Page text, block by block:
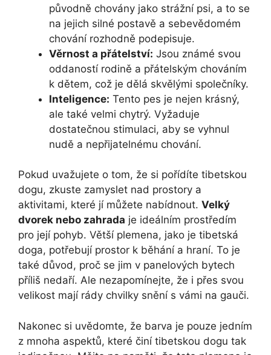
původně chovány jako strážní psi, a to se
na jejich silné postavě a sebevědomém
chování rozhodně podepisuje.
Věrnost a přátelství: Jsou známé svou
oddaností rodině a přátelským chováním
k dětem, což je dělá skvělými společníky.
Inteligence: Tento pes je nejen krásný,
ale také velmi chytrý. Vyžaduje
dostatečnou stimulaci, aby se vyhnul
nudě a nepřijatelnému chování.
Pokud uvažujete o tom, že si pořídíte tibetskou
dogu, zkuste zamyslet nad prostory a
aktivitami, které jí můžete nabídnout. Velký
dvorek nebo zahrada je ideálním prostředím
pro její pohyb. Větší plemena, jako je tibetská
doga, potřebují prostor k běhání a hraní. To je
také důvod, proč se jim v panelových bytech
příliš nedaří. Ale nezapomínejte, že i přes svou
velikost mají rády chvilky snění s vámi na gauči.
Nakonec si uvědomte, že barva je pouze jedním
z mnoha aspektů, které činí tibetskou dogu tak